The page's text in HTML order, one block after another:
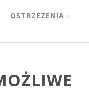
OSTRZEZENIA